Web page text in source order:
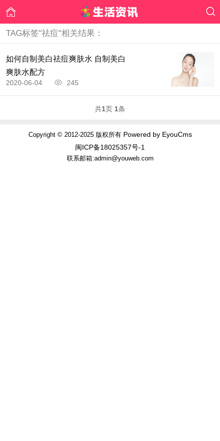
TAG标签"祛痘"相关结果：
如何自制美白祛痘爽肤水 自制美白
爽肤水配方
2020-06-04 245
共1页 1条
Copyright © 2012-2025 版权所有Powered by EyouCms
闽ICP备18025357号-1
联系邮箱:admin@youweb.com